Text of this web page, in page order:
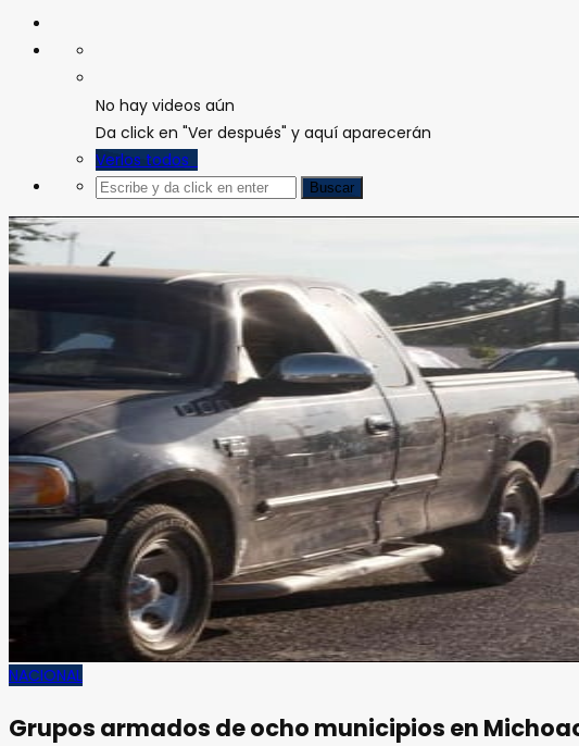
No hay videos aún
Da click en "Ver después" y aquí aparecerán
Verlos todos
NACIONAL
Grupos armados de ocho municipios en